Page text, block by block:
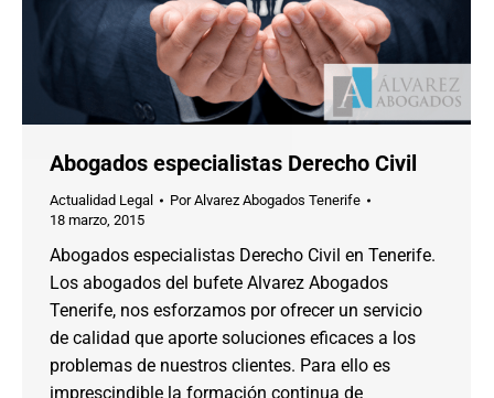
Abogados especialistas Derecho Civil
Actualidad Legal PorAlvarez Abogados Tenerife
18 marzo, 2015
Abogados especialistas Derecho Civil en Tenerife.
Los abogados del bufete Alvarez Abogados
Tenerife, nos esforzamos por ofrecer un servicio
de calidad que aporte soluciones eficaces a los
problemas de nuestros clientes. Para ello es
imprescindible la formación continua de